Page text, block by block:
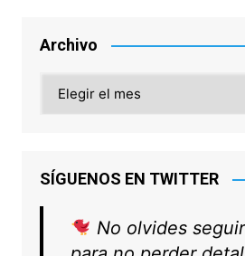
Archivo
SÍGUENOS EN TWITTER
No olvides